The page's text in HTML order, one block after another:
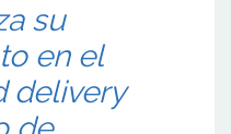
su
en el
delivery